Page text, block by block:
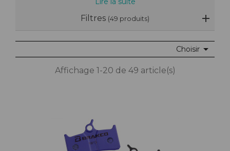
Filtres (49 produits)
Choisir 
Affichage 1-20 de 49 article(s)